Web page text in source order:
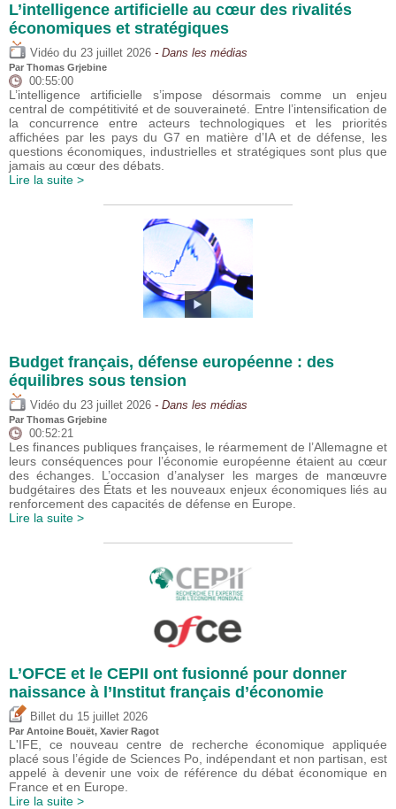
L’intelligence artificielle au cœur des rivalités
économiques et stratégiques
Vidéo du 23 juillet 2026 - Dans les médias
Par Thomas Grjebine
00:55:00
L’intelligence artificielle s’impose désormais comme un enjeu
central de compétitivité et de souveraineté. Entre l’intensification de
la concurrence entre acteurs technologiques et les priorités
affichées par les pays du G7 en matière d’IA et de défense, les
questions économiques, industrielles et stratégiques sont plus que
jamais au cœur des débats.
Lire la suite >
Budget français, défense européenne : des
équilibres sous tension
Vidéo du 23 juillet 2026 - Dans les médias
Par Thomas Grjebine
00:52:21
Les finances publiques françaises, le réarmement de l’Allemagne et
leurs conséquences pour l’économie européenne étaient au cœur
des échanges. L’occasion d’analyser les marges de manœuvre
budgétaires des États et les nouveaux enjeux économiques liés au
renforcement des capacités de défense en Europe.
Lire la suite >
L’OFCE et le CEPII ont fusionné pour donner
naissance à l’Institut français d’économie
Billet du 15 juillet 2026
Par Antoine Bouët, Xavier Ragot
L'IFE, ce nouveau centre de recherche économique appliquée
placé sous l’égide de Sciences Po, indépendant et non partisan, est
appelé à devenir une voix de référence du débat économique en
France et en Europe.
Lire la suite >